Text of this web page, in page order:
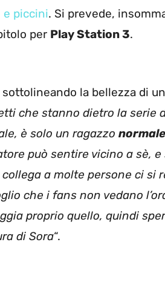
e piccini. Si prevede,
per Play Station 3.
la bellezza di
che stanno dietro la serie
è solo un ragazzo normale
può sentire vicino a sè,
a molte persone ci si
che i fans non vedano
proprio quello, quindi
di Sora“.